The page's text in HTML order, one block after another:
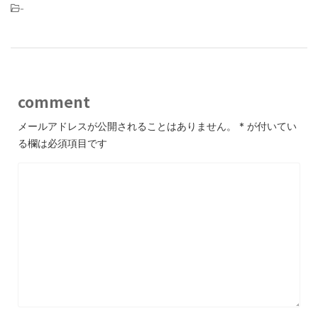
-
comment
メールアドレスが公開されることはありません。 * が付いてい
る欄は必須項目です